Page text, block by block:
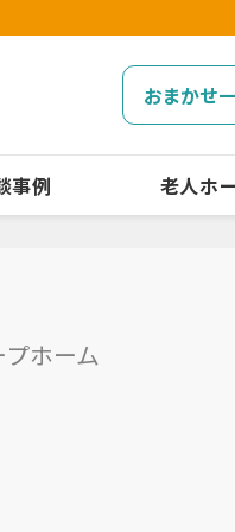
おまかせ
事例 老人ホ
ホーム